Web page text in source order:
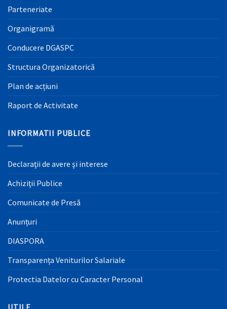
Parteneriate
Organigramă
Conducere DGASPC
Structura Organizatorică
Plan de acțiuni
Raport de Activitate
INFORMATII PUBLICE
Declaraţii de avere şi interese
Achiziţii Publice
Comunicate de Presă
Anunțuri
DIASPORA
Transparența Veniturilor Salariale
Protectia Datelor cu Caracter Personal
UTILE